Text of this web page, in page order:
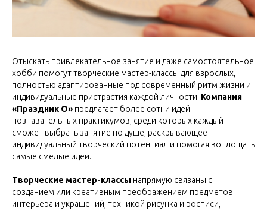
Отыскать привлекательное занятие и даже самостоятельное
хобби помогут творческие мастер-классы для взрослых,
полностью адаптированные под современный ритм жизни и
индивидуальные пристрастия каждой личности. Компания
«Праздник О» предлагает более сотни идей
познавательных практикумов, среди которых каждый
сможет выбрать занятие по душе, раскрывающее
индивидуальный творческий потенциал и помогая воплощать
самые смелые идеи.
Творческие мастер-классы напрямую связаны с
созданием или креативным преображением предметов
интерьера и украшений, техникой рисунка и росписи,